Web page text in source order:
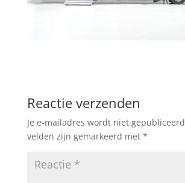
Reactie verzenden
Je e-mailadres wordt niet
velden zijn gemarkeerd met *